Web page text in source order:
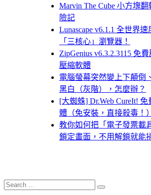
Marvin The Cube 小方塊
險記
Lunascape v6.1.1 全世界
「三核心」瀏覽器！
ZipGenius v6.3.2.3115 免
壓縮軟體
電腦螢幕突然變上下顛倒
黑白（灰階），怎麼辦？
[大蜘蛛] Dr.Web CureIt!
體（免安裝，直接殺毒！）
教你如何把「電子發票載
鎖定畫面，不用解鎖就能
Search
for:
Search